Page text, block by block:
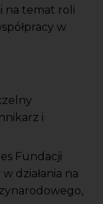
na temat roli
w
i
Fundacji
działania na